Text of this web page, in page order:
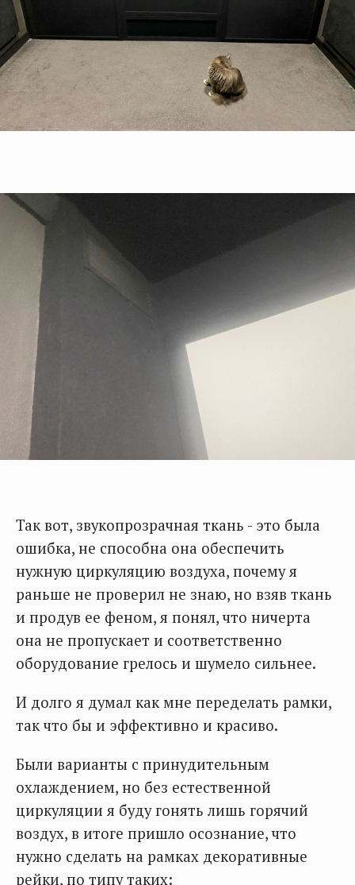
Так вот, звукопрозрачная ткань - это была
ошибка, не способна она обеспечить
нужную циркуляцию воздуха, почему я
раньше не проверил не знаю, но взяв ткань
и продув ее феном, я понял, что ничерта
она не пропускает и соответственно
оборудование грелось и шумело сильнее.
И долго я думал как мне переделать рамки,
так что бы и эффективно и красиво.
Были варианты с принудительным
охлаждением, но без естественной
циркуляции я буду гонять лишь горячий
воздух, в итоге пришло осознание, что
нужно сделать на рамках декоративные
рейки, по типу таких: